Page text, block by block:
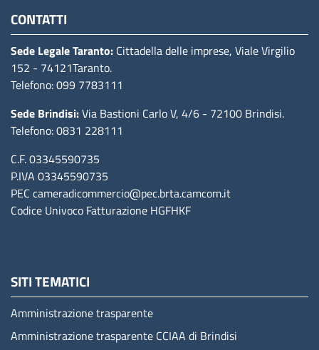
CONTATTI
Sede Legale Taranto: Cittadella delle imprese, Viale Virgilio
152 - 74121Taranto.
Telefono: 099 7783111
Sede Brindisi:Via Bastioni Carlo V, 4/6 - 72100 Brindisi.
Telefono: 0831 228111
C.F. 03345590735
P.IVA 03345590735
PEC cameradicommercio@pec.brta.camcom.it
Codice Univoco Fatturazione HGFHKF
SITI TEMATICI
Amministrazione trasparente
Amministrazione trasparente CCIAA di Brindisi